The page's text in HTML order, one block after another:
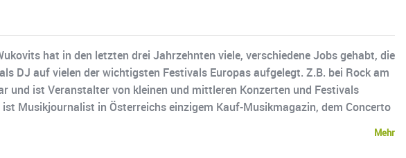
hat in den letzten drei Jahrzehnten viele, verschiedene Jobs gehabt, die
DJ auf vielen der wichtigsten Festivals Europas aufgelegt. Z.B. bei Rock am
und ist Veranstalter von kleinen und mittleren Konzerten und Festivals
ist Musikjournalist in Österreichs einzigem Kauf-Musikmagazin, dem Concerto
Mehr